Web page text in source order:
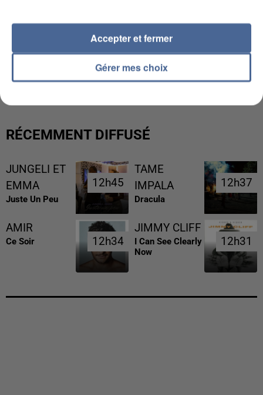
L’UN DES FONDATEURS SUPPOSÉS DE LA DZ
MAFIA INTERPELLÉ EN ALGÉRIE
RÉCEMMENT DIFFUSÉ
JUNGELI ET
EMMA
Juste Un Peu
12h45
12h45
TAME
IMPALA
Dracula
12h37
12h37
AMIR
Ce Soir 12h34
12h34
JIMMY CLIFF
I Can See Clearly
Now
12h31
12h31
Gérer mes choix
Accepter et fermer